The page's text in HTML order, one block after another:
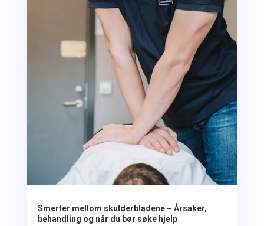
Smerter mellom skulderbladene – Årsaker,
behandling og når du bør søke hjelp